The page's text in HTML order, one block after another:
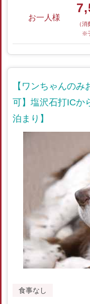
お一人様
（
※
【ワンちゃんの
可】塩沢石打ICか
泊まり】
食事なし